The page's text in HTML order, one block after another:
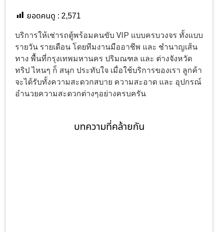
ยอดคนดู : 2,571
บริการให้เช่ารถตู้พร้อมคนขับ VIP แบบครบวงจร ทั้งแบบ
รายวัน รายเดือน โดยทีมงานมืออาชีพ และ ชำนาญเส้น
ทาง พื้นที่กรุงเทพมหานคร ปริมณฑล และ ต่างจังหวัด
ทริป ไหนๆ ก็ สนุก ประทับใจ เมื่อใช้บริการของเรา ลูกค้า
จะได้รับทั้งความสะดวกสบาย ความสะอาด และ อุปกรณ์
อำนวยความสะดวกต่างๆอย่างครบครัน
บทความที่คล้ายกัน